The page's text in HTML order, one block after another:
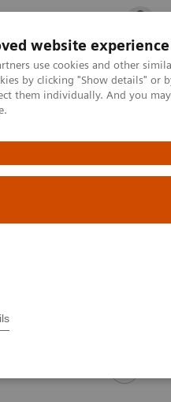
website experience
use cookies and other
by clicking "Show details" or
them individually. And you
Spécialités cliniques
Clinitest hCG
dans la